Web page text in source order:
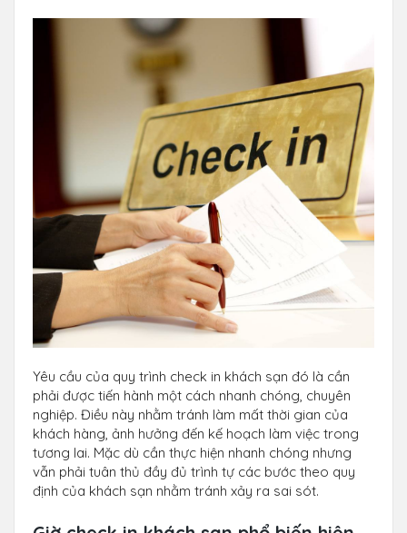
Yêu cầu của quy trình check in khách sạn đó là cần
phải được tiến hành một cách nhanh chóng, chuyên
nghiệp. Điều này nhằm tránh làm mất thời gian của
khách hàng, ảnh hưởng đến kế hoạch làm việc trong
tương lai. Mặc dù cần thực hiện nhanh chóng nhưng
vẫn phải tuân thủ đầy đủ trình tự các bước theo quy
định của khách sạn nhằm tránh xảy ra sai sót.